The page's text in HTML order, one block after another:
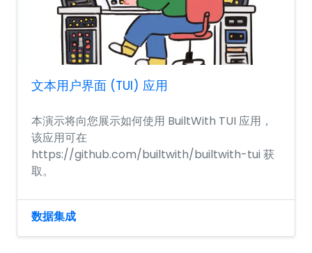
文本用户界面 (TUI) 应用
本演示将向您展示如何使用 BuiltWith TUI 应用，
该应用可在
https://github.com/builtwith/builtwith-tui 获
取。
数据集成